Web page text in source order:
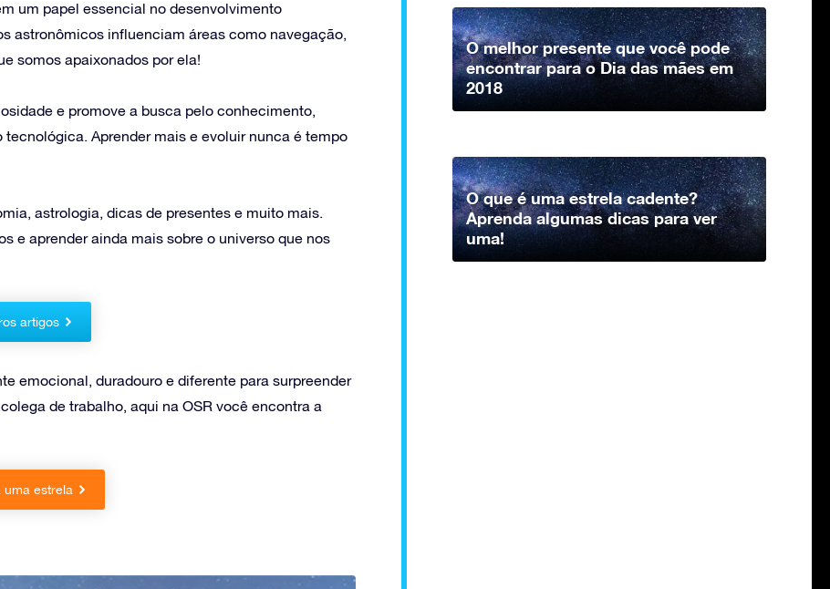
um papel essencial no desenvolvimento
astronômicos influenciam áreas como navegação,
somos apaixonados por ela!
e promove a busca pelo conhecimento,
Aprender mais e evoluir nunca é tempo
astrologia, dicas de presentes e muito mais.
e aprender ainda mais sobre o universo que nos
artigos
emocional, duradouro e diferente para surpreender
de trabalho, aqui na OSR você encontra a
uma estrela
O melhor presente que você pode
encontrar para o Dia das mães em
2018
O que é uma estrela cadente?
Aprenda algumas dicas para ver
uma!